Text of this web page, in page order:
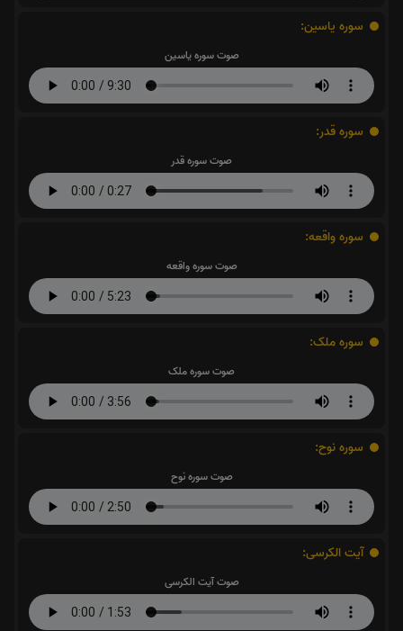
سوره یاسین:
صوت سوره یاسین
سوره قدر:
صوت سوره قدر
سوره واقعه:
صوت سوره واقعه
سوره ملک:
صوت سوره ملک
سوره نوح:
صوت سوره نوح
آیت الکرسی:
صوت آیت الکرسی